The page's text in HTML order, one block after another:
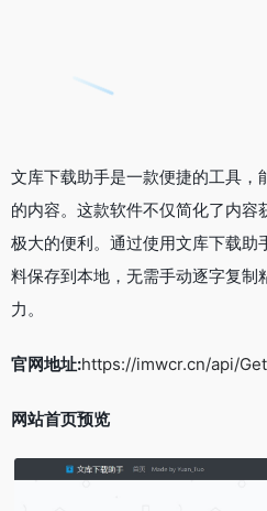
文库下载助手是一款便捷的工具，
的内容。这款软件不仅简化了内容
极大的便利。通过使用文库下载助
料保存到本地，无需手动逐字复制
力。
官网地址:https://imwcr.cn/api/
网站首页预览